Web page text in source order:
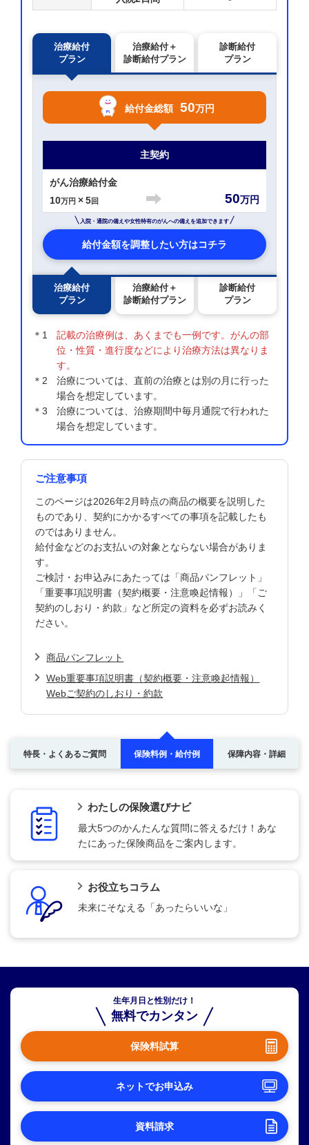
治療給付
プラン
治療給付＋
診断給付プラン
診断給付
プラン
給付金総額 50万円
主契約
がん治療給付金
10万円 × 5回 50万円
入院・通院の備えや女性特有のがんへの備えを追加できます
給付金額を調整したい方はコチラ
治療給付
プラン
治療給付＋
診断給付プラン
診断給付
プラン
＊1
記載の治療例は、あくまでも一例です。がんの部
位・性質・進行度などにより治療方法は異なりま
す。
＊2
治療については、直前の治療とは別の月に行った
場合を想定しています。
＊3
治療については、治療期間中毎月通院で行われた
場合を想定しています。
ご注意事項
このページは2026年2月時点の商品の概要を説明した
ものであり、契約にかかるすべての事項を記載したも
のではありません。
給付金などのお支払いの対象とならない場合がありま
す。
ご検討・お申込みにあたっては「商品パンフレット」
「重要事項説明書（契約概要・注意喚起情報）」「ご
契約のしおり・約款」など所定の資料を必ずお読みく
ださい。
商品パンフレット
Web重要事項説明書（契約概要・注意喚起情報）
Webご契約のしおり・約款
特長・よくあるご質問 保険料例・給付例 保障内容・詳細
わたしの保険選びナビ
最大5つのかんたんな質問に答えるだけ！あな
たにあった保険商品をご案内します。
お役立ちコラム
未来にそなえる「あったらいいな」
生年月日と性別だけ！
無料でカンタン
保険料試算
ネットでお申込み
資料請求